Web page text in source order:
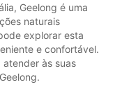
Geelong é uma
naturais
explorar esta
e confortável.
atender às suas